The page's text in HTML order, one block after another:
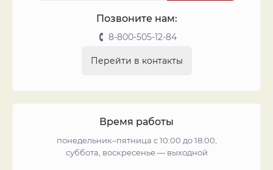
Позвоните нам:
8-800-505-12-84
Перейти в контакты
Время работы
понедельник–пятница с 10:00 до 18:00,
суббота, воскресенье — выходной